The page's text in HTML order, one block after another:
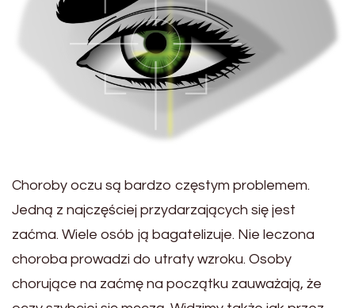
Choroby oczu są bardzo częstym problemem.
Jedną z najczęściej przydarzających się jest
zaćma. Wiele osób ją bagatelizuje. Nie leczona
choroba prowadzi do utraty wzroku. Osoby
chorujące na zaćmę na początku zauważają, że